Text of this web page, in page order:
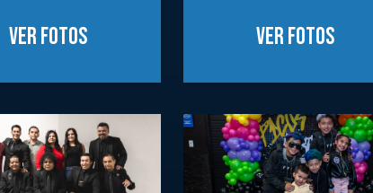
Ver fotos Ver fotos